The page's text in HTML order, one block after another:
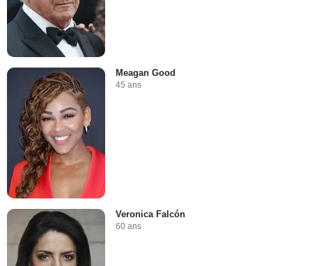
Meagan Good
45 ans
Veronica Falcón
60 ans